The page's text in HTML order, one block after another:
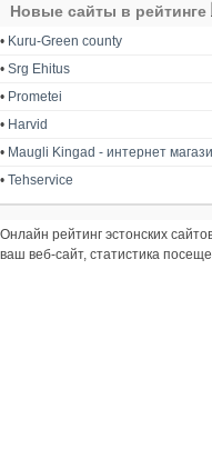
Новые сайты в рейтинге
• Kuru-Green county
• Srg Ehitus
• Prometei
• Harvid
• Maugli Kingad - интернет
• Tehservice
Онлайн рейтинг эстонских
ваш веб-сайт, статистика